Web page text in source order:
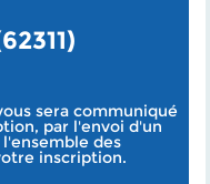
sera communiqué
par l'envoi d'un
des
inscription.